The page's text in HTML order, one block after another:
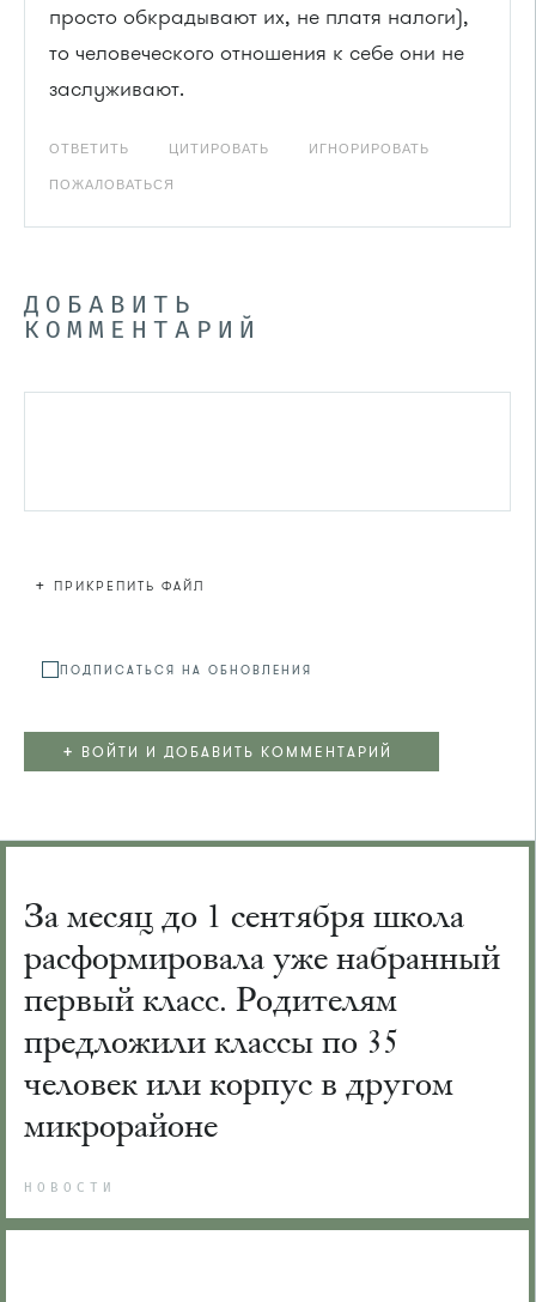
просто обкрадывают их, не платя налоги),
то человеческого отношения к себе они не
заслуживают.
ОТВЕТИТЬ ЦИТИРОВАТЬ ИГНОРИРОВАТЬ
ПОЖАЛОВАТЬСЯ
ДОБАВИТЬ
КОММЕНТАРИЙ
+ ПРИКРЕПИТЬ ФАЙЛ
ПОДПИСАТЬСЯ НА ОБНОВЛЕНИЯ
+ ВОЙТИ И ДОБАВИТЬ КОММЕНТАРИЙ
За месяц до 1 сентября школа
расформировала уже набранный
первый класс. Родителям
предложили классы по 35
человек или корпус в другом
микрорайоне
НОВОСТИ